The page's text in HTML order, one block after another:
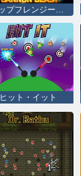
ヒット・イット